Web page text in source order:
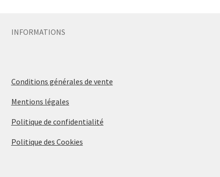
INFORMATIONS
Conditions générales de vente
Mentions légales
Politique de confidentialité
Politique des Cookies